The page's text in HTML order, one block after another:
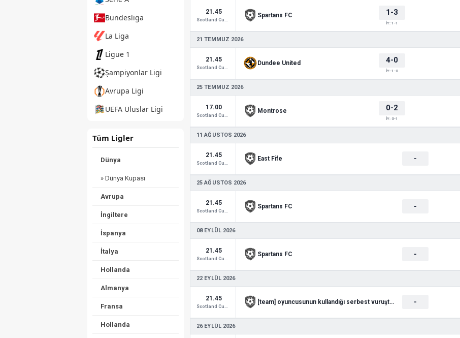
Bundesliga
La Liga
Ligue 1
Şampiyonlar Ligi
Avrupa Ligi
UEFA Uluslar Ligi
Tüm Ligler
Dünya
» Dünya Kupası
Avrupa
İngiltere
İspanya
İtalya
Hollanda
Almanya
Fransa
Hollanda
21.45
Scotland Cup 3
Spartans FC 1-3
İY: 1-1
21 TEMMUZ 2026
21.45
Scotland Cup 3
Dundee United 4-0
İY: 1-0
25 TEMMUZ 2026
17.00
Scotland Cup 3
Montrose 0-2
İY: 0-1
11 AĞUSTOS 2026
21.45
Scotland Cup 2
East Fife -
25 AĞUSTOS 2026
21.45
Scotland Cup 2
Spartans FC -
08 EYLÜL 2026
21.45
Scotland Cup 2
Spartans FC -
22 EYLÜL 2026
21.45
Scotland Cup 2
[team] oyuncusunun kullandığı serbest vuruşta kaleci [goalke -
26 EYLÜL 2026